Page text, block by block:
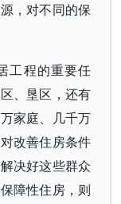
，对不同的保
工程的重要任
、垦区，还有
家庭、几千万
改善住房条件
决好这些群众
障性住房，则